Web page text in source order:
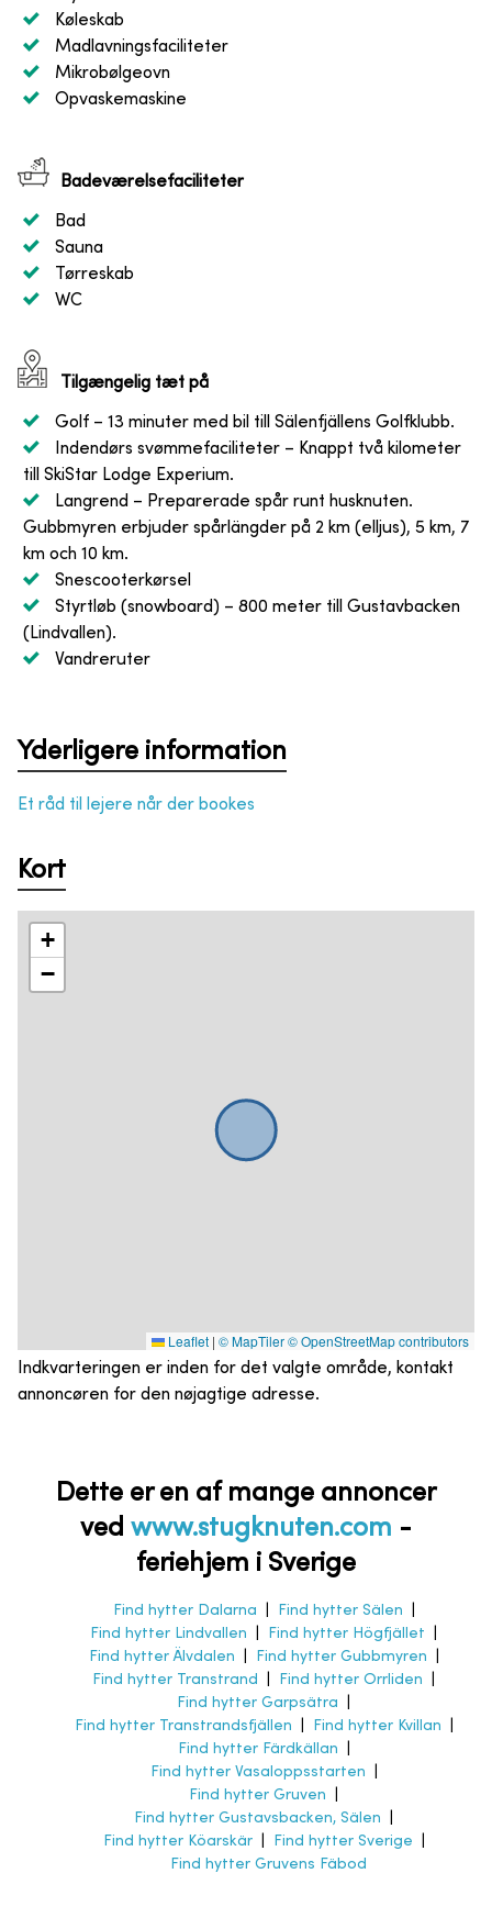
Køleskab
Madlavningsfaciliteter
Mikrobølgeovn
Opvaskemaskine
Badeværelsefaciliteter
Bad
Sauna
Tørreskab
WC
Tilgængelig tæt på
Golf – 13 minuter med bil till Sälenfjällens Golfklubb.
Indendørs svømmefaciliteter – Knappt två kilometer
till SkiStar Lodge Experium.
Langrend – Preparerade spår runt husknuten.
Gubbmyren erbjuder spårlängder på 2 km (elljus), 5 km, 7
km och 10 km.
Snescooterkørsel
Styrtløb (snowboard) – 800 meter till Gustavbacken
(Lindvallen).
Vandreruter
Yderligere information
Et råd til lejere når der bookes
Kort
+
−
Leaflet | © MapTiler© OpenStreetMap contributors
Indkvarteringen er inden for det valgte område, kontakt
annoncøren for den nøjagtige adresse.
Dette er en af mange annoncer
ved www.stugknuten.com -
feriehjem i Sverige
Find hytter Dalarna Find hytter Sälen
Find hytter Lindvallen
Find hytter Högfjället
Find hytter Älvdalen
Find hytter Gubbmyren
Find hytter Transtrand
Find hytter Orrliden
Find hytter Garpsätra
Find hytter Transtrandsfjällen
Find hytter Kvillan
Find hytter Färdkällan
Find hytter Vasaloppsstarten
Find hytter Gruven
Find hytter Gustavsbacken, Sälen
Find hytter Köarskär| Find hytter Sverige
Find hytter Gruvens Fäbod